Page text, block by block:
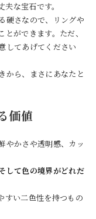
夫な宝石です。
硬さなので、リングや
ができます。ただ、
してあげてください
から、まさにあなたと
価値
やかさや透明感、カッ
して色の境界がどれだ
すい二色性を持つもの